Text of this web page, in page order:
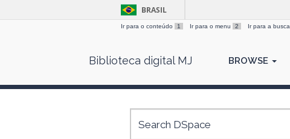
BRASIL
Ir para o conteúdo 1 Ir para o menu 2 Ir para a busca
Biblioteca digital MJ BROWSE